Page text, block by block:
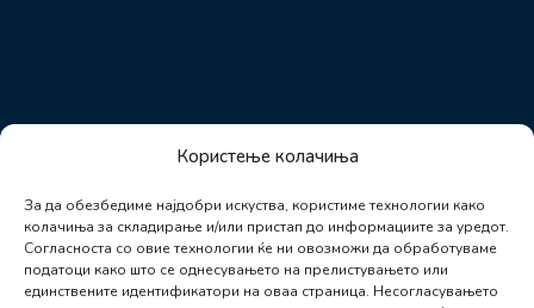
Користење колачиња
За да обезбедиме најдобри искуства, користиме технологии како
колачиња за складирање и/или пристап до информациите за уредот.
Согласноста со овие технологии ќе ни овозможи да обработуваме
податоци како што се однесувањето на прелистувањето или
единствените идентификатори на оваа страница. Несогласувањето